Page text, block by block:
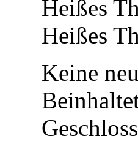
Heißes
Heißes
Keine